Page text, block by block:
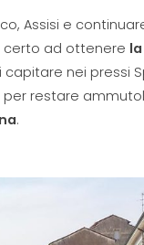
Assisi e
certo ad ottenere la
nei pressi
per restare
.